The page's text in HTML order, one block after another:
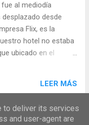
la alcazaba árabe
durante su
de lo que
Tras la abolición de
Jaime II el Justo
durante un breve
a continuación
creada Orden de
Fue en 1411
al mediodía
desde
Flix, es la
hotel no estaba
ubicado en el
imprevisto
al punto de
LEER MÁS
to deliver its services
and user-agent are